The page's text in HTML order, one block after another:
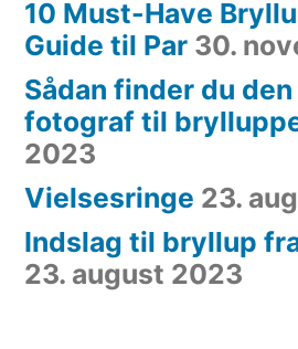
10 Must-Have
Guide til Par 30.
Sådan finder du
fotograf til
2023
Vielsesringe 23.
Indslag til bryllup
23. august 2023